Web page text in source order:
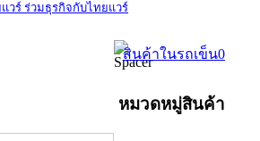
ร่วมธุรกิจกับไทยแวร์
สินค้าในรถเข็น0
หมวดหมู่สินค้า